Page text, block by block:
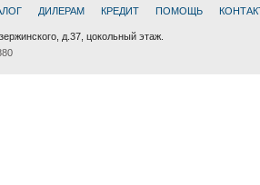
ДИЛЕРАМ КРЕДИТ ПОМОЩЬ
д.37, цокольный этаж.